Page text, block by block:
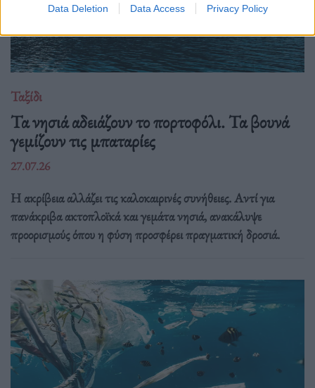
Data Deletion Data Access Privacy Policy
Ταξίδι
Τα νησιά αδειάζουν το πορτοφόλι. Τα βουνά
γεμίζουν τις μπαταρίες
27.07.26
Η ακρίβεια αλλάζει τις καλοκαιρινές συνήθειες. Αντί για
πανάκριβα ακτοπλοϊκά και γεμάτα νησιά, ανακάλυψε
προορισμούς όπου η φύση προσφέρει πραγματική δροσιά.